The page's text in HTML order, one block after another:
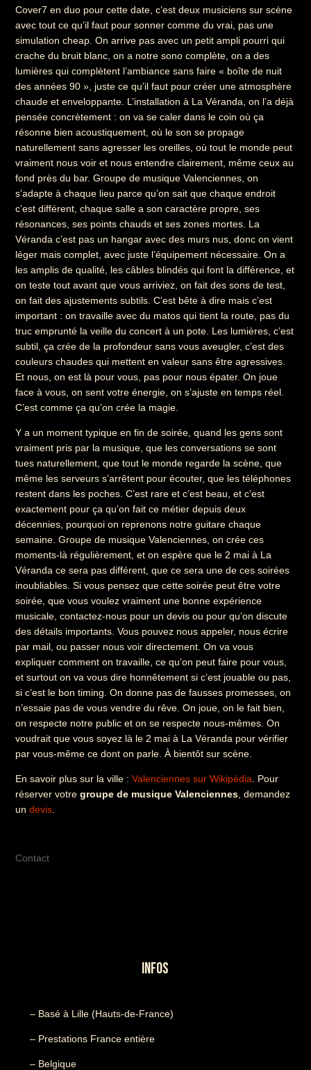
Cover7 en duo pour cette date, c’est deux musiciens sur scène
avec tout ce qu’il faut pour sonner comme du vrai, pas une
simulation cheap. On arrive pas avec un petit ampli pourri qui
crache du bruit blanc, on a notre sono complète, on a des
lumières qui complètent l’ambiance sans faire « boîte de nuit
des années 90 », juste ce qu’il faut pour créer une atmosphère
chaude et enveloppante. L’installation à La Véranda, on l’a déjà
pensée concrètement : on va se caler dans le coin où ça
résonne bien acoustiquement, où le son se propage
naturellement sans agresser les oreilles, où tout le monde peut
vraiment nous voir et nous entendre clairement, même ceux au
fond près du bar. Groupe de musique Valenciennes, on
s’adapte à chaque lieu parce qu’on sait que chaque endroit
c’est différent, chaque salle a son caractère propre, ses
résonances, ses points chauds et ses zones mortes. La
Véranda c’est pas un hangar avec des murs nus, donc on vient
léger mais complet, avec juste l’équipement nécessaire. On a
les amplis de qualité, les câbles blindés qui font la différence, et
on teste tout avant que vous arriviez, on fait des sons de test,
on fait des ajustements subtils. C’est bête à dire mais c’est
important : on travaille avec du matos qui tient la route, pas du
truc emprunté la veille du concert à un pote. Les lumières, c’est
subtil, ça crée de la profondeur sans vous aveugler, c’est des
couleurs chaudes qui mettent en valeur sans être agressives.
Et nous, on est là pour vous, pas pour nous épater. On joue
face à vous, on sent votre énergie, on s’ajuste en temps réel.
C’est comme ça qu’on crée la magie.
Y a un moment typique en fin de soirée, quand les gens sont
vraiment pris par la musique, que les conversations se sont
tues naturellement, que tout le monde regarde la scène, que
même les serveurs s’arrêtent pour écouter, que les téléphones
restent dans les poches. C’est rare et c’est beau, et c’est
exactement pour ça qu’on fait ce métier depuis deux
décennies, pourquoi on reprenons notre guitare chaque
semaine. Groupe de musique Valenciennes, on crée ces
moments-là régulièrement, et on espère que le 2 mai à La
Véranda ce sera pas différent, que ce sera une de ces soirées
inoubliables. Si vous pensez que cette soirée peut être votre
soirée, que vous voulez vraiment une bonne expérience
musicale, contactez-nous pour un devis ou pour qu’on discute
des détails importants. Vous pouvez nous appeler, nous écrire
par mail, ou passer nous voir directement. On va vous
expliquer comment on travaille, ce qu’on peut faire pour vous,
et surtout on va vous dire honnêtement si c’est jouable ou pas,
si c’est le bon timing. On donne pas de fausses promesses, on
n’essaie pas de vous vendre du rêve. On joue, on le fait bien,
on respecte notre public et on se respecte nous-mêmes. On
voudrait que vous soyez là le 2 mai à La Véranda pour vérifier
par vous-même ce dont on parle. À bientôt sur scène.
En savoir plus sur la ville :Valenciennes sur Wikipédia . Pour
réserver votregroupe de musique Valenciennes , demandez
undevis
Contact
INFOS
– Basé à Lille (Hauts-de-France)
– Prestations France entière
– Belgique